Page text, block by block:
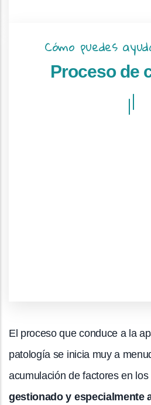
Cómo puedes
Proceso de
El proceso que conduce a la
patología se inicia muy a
acumulación de factores en los
gestionado y especialmente